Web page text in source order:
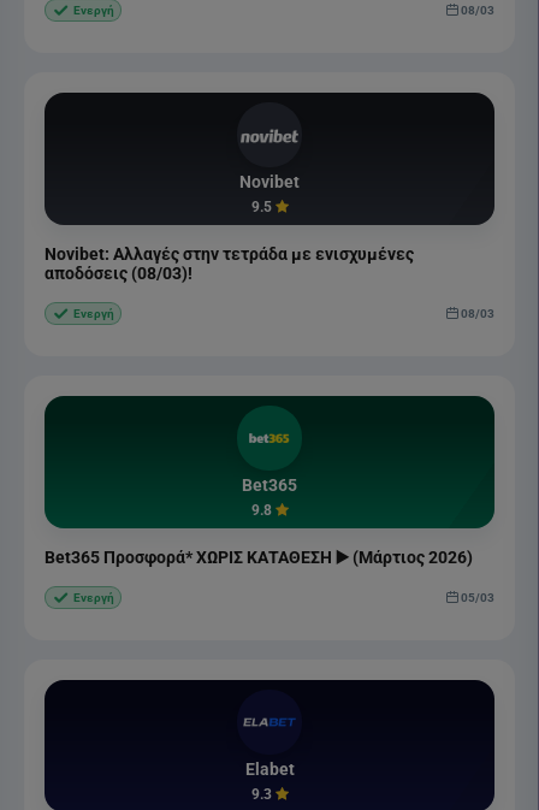
Ενεργή 08/03
Novibet
9.5
Novibet: Αλλαγές στην τετράδα με ενισχυμένες
αποδόσεις (08/03)!
Ενεργή 08/03
Bet365
9.8
Bet365 Προσφορά* ΧΩΡΙΣ ΚΑΤΑΘΕΣΗ ▶️ (Μάρτιος 2026)
Ενεργή 05/03
Elabet
9.3